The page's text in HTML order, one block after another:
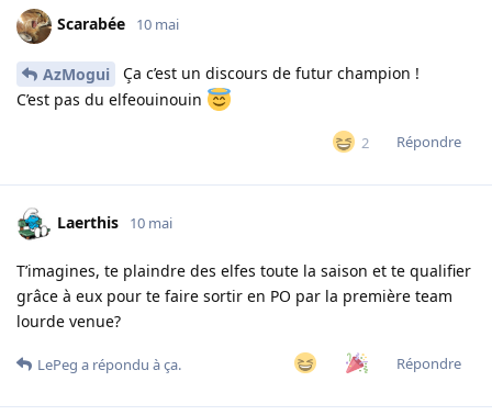
Scarabée 10 mai
AzMogui
Ça c’est un discours de futur champion !
C’est pas du elfeouinouin
2 Répondre
Laerthis 10 mai
T’imagines, te plaindre des elfes toute la saison et te qualifier
grâce à eux pour te faire sortir en PO par la première team
lourde venue?
Répondre
LePeg a répondu à ça.